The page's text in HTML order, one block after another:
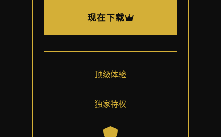
现在下载
顶级体验
独家特权